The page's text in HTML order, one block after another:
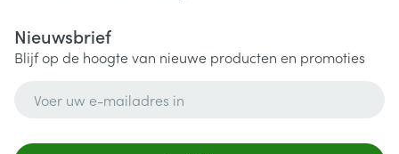
Nieuwsbrief
Blijf op de hoogte van nieuwe producten en promoties